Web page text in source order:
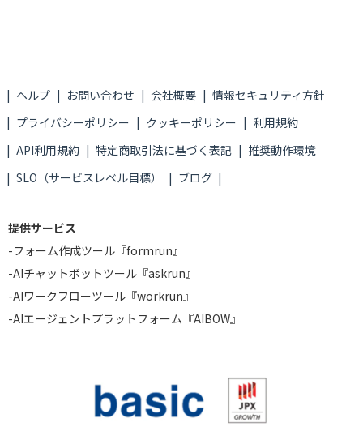
ヘルプ お問い合わせ 会社概要
情報セキュリティ方針
プライバシーポリシー
クッキーポリシー
利用規約
API利用規約
特定商取引法に基づく表記
推奨動作環境
SLO（サービスレベル目標）
ブログ
提供サービス
-フォーム作成ツール『formrun』
-AIチャットボットツール『askrun』
-AIワークフローツール『workrun』
-AIエージェントプラットフォーム『AIBOW』